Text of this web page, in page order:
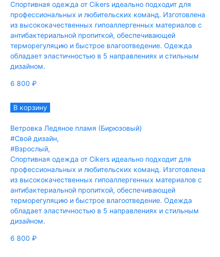
Спортивная одежда от Cikers идеально подходит для
профессиональных и любительских команд. Изготовлена
из высококачественных гипоаллергенных материалов с
антибактериальной пропиткой, обеспечивающей
терморегуляцию и быстрое влагоотведение. Одежда
обладает эластичностью в 5 направлениях и стильным
дизайном.
6 800 ₽
В корзину
Ветровка Ледяное пламя (Бирюзовый)
#Свой дизайн,
#Взрослый,
Спортивная одежда от Cikers идеально подходит для
профессиональных и любительских команд. Изготовлена
из высококачественных гипоаллергенных материалов с
антибактериальной пропиткой, обеспечивающей
терморегуляцию и быстрое влагоотведение. Одежда
обладает эластичностью в 5 направлениях и стильным
дизайном.
6 800 ₽